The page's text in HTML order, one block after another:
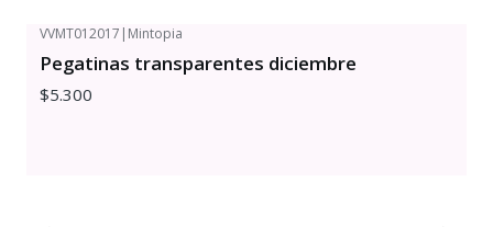
VVMT012017 | Mintopia
Pegatinas transparentes diciembre
$5.300